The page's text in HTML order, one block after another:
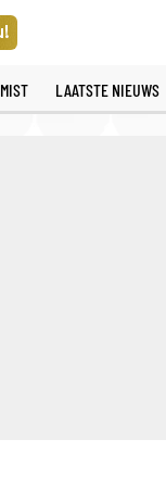
LAATSTE NIEUWS